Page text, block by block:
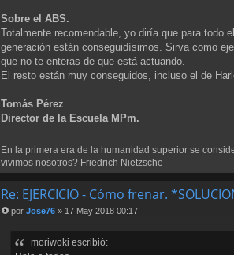
Sobre el ABS.
Totalmente recomendable, yo diría que para todo
generación están conseguidísimos. Sirva como
que no te enteras de que está actuando.
El resto están muy conseguidos, incluso el de
Tomás Pérez
Director de la Escuela MPm.
En la primera era de la humanidad superior se
vivimos nosotros? Friedrich Nietzsche
Re: EJERCICIO - Cómo frenar.
por Jose76 » 17 May 2018 00:17
moriwoki escribió: